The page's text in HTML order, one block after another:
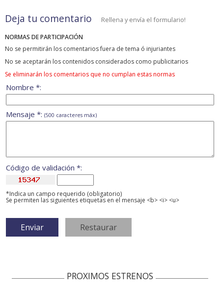
Deja tu comentario Rellena y envía el formulario!
NORMAS DE PARTICIPACIÓN
No se permitirán los comentarios fuera de tema ó injuriantes
No se aceptarán los contenidos considerados como publicitarios
Se eliminarán los comentarios que no cumplan estas normas
Nombre *:
Mensaje *: (500 caracteres máx)
Código de validación *:
*Indica un campo requerido (obligatorio)
Se permiten las siguientes etiquetas en el mensaje <b> <i> <u>
PROXIMOS ESTRENOS